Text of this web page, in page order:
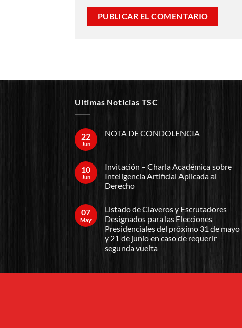
Ultimas Noticias TSC
22
Jun
NOTA DE CONDOLENCIA
10
Jun
Invitación – Charla Académica sobre
Inteligencia Artificial Aplicada al
Derecho
07
May
Listado de Claveros y Escrutadores
Designados para las Elecciones
Presidenciales del próximo 31 de mayo
y 21 de junio en caso de requerir
segunda vuelta